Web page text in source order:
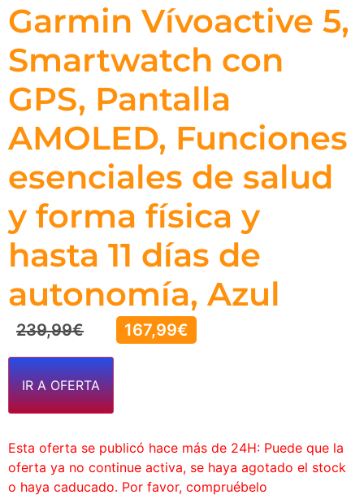
Garmin Vívoactive 5,
Smartwatch con
GPS, Pantalla
AMOLED, Funciones
esenciales de salud
y forma física y
hasta 11 días de
autonomía, Azul
239,99€ 167,99€
IR A OFERTA
Esta oferta se publicó hace más de 24H: Puede que la
oferta ya no continue activa, se haya agotado el stock
o haya caducado. Por favor, compruébelo